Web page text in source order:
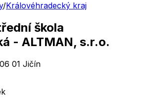
/Královéhradecký kraj
škola
- ALTMAN, s.r.o.
01 Jičín